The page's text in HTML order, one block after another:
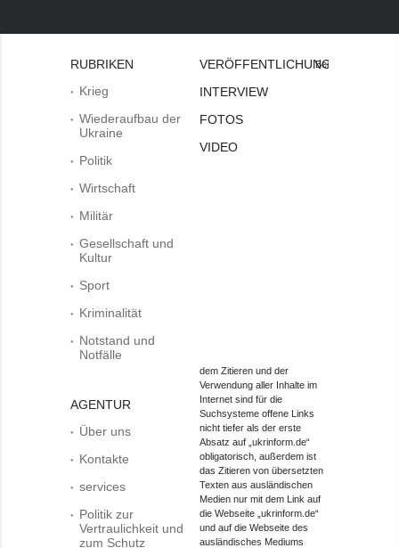
RUBRIKEN
Krieg
Wiederaufbau der
Ukraine
Politik
Wirtschaft
Militär
Gesellschaft und
Kultur
Sport
Kriminalität
Notstand und
Notfälle
AGENTUR
Über uns
Kontakte
services
Politik zur
Vertraulichkeit und
zum Schutz
VERÖFFENTLICHUNGEN
INTERVIEW
FOTOS
VIDEO
Bei
dem Zitieren und der
Verwendung aller Inhalte im
Internet sind für die
Suchsysteme offene Links
nicht tiefer als der erste
Absatz auf „ukrinform.de“
obligatorisch, außerdem ist
das Zitieren von übersetzten
Texten aus ausländischen
Medien nur mit dem Link auf
die Webseite „ukrinform.de“
und auf die Webseite des
ausländisches Mediums